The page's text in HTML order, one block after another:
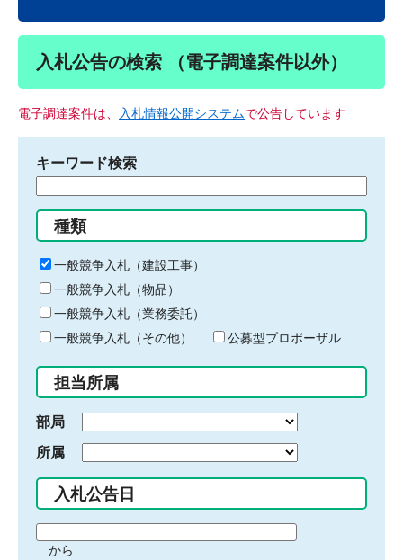
入札公告の検索 （電子調達案件以外）
電子調達案件は、 入札情報公開システムで公告しています
キーワード検索
る
キ
ー
ワ
ー
ド
入
力
種類
一般競争入札（建設工事）
一般競争入札（物品）
一般競争入札（業務委託）
一般競争入札（その他）
公募型プロポーザル
担当所属
部局
所属
入札公告日
間から